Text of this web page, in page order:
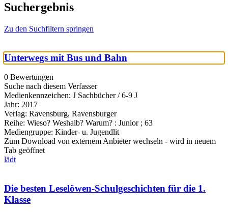
Suchergebnis
Zu den Suchfiltern springen
Unterwegs mit Bus und Bahn
0 Bewertungen
Suche nach diesem Verfasser
Medienkennzeichen: J Sachbücher / 6-9 J
Jahr: 2017
Verlag: Ravensburg, Ravensburger
Reihe: Wieso? Weshalb? Warum? : Junior ; 63
Mediengruppe: Kinder- u. Jugendlit
Zum Download von externem Anbieter wechseln - wird in neuem
Tab geöffnet
lädt
Die besten Leselöwen-Schulgeschichten für die 1.
Klasse